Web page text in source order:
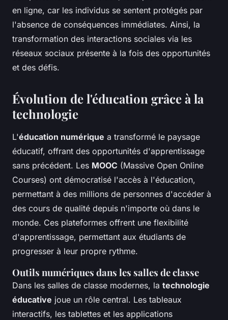
en ligne, car les individus se sentent protégés par
l'absence de conséquences immédiates. Ainsi, la
transformation des interactions sociales via les
réseaux sociaux présente à la fois des opportunités
et des défis.
Évolution de l'éducation grâce à la
technologie
L'éducation numérique a transformé le paysage
éducatif, offrant des opportunités d'apprentissage
sans précédent. Les MOOC (Massive Open Online
Courses) ont démocratisé l'accès à l'éducation,
permettant à des millions de personnes d'accéder à
des cours de qualité depuis n'importe où dans le
monde. Ces plateformes offrent une flexibilité
d'apprentissage, permettant aux étudiants de
progresser à leur propre rythme.
Outils numériques dans les salles de classe
Dans les salles de classe modernes, la technologie
éducative joue un rôle central. Les tableaux
interactifs, les tablettes et les applications